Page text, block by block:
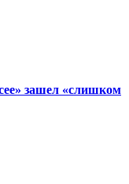
зашел «слишком